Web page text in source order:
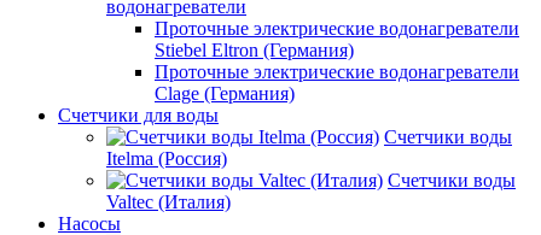
водонагреватели
Проточные электрические водонагреватели
Stiebel Eltron (Германия)
Проточные электрические водонагреватели
Clage (Германия)
Счетчики для воды
Счетчики воды
Itelma (Россия)
Счетчики воды
Valtec (Италия)
Насосы